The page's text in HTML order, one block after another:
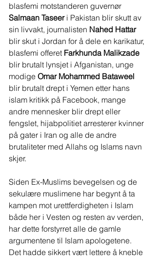
blasfemi motstanderen guvernør
Salmaan Taseer i Pakistan blir skutt av
sin livvakt, journalisten Nahed Hattar
blir skut i Jordan for å dele en karikatur,
blasfemi offeret Farkhunda Malikzade
blir brutalt lynsjet i Afganistan, unge
modige Omar Mohammed Bataweel
blir brutalt drept i Yemen etter hans
islam kritikk på Facebook, mange
andre mennesker blir drept eller
fengslet, hijabpolitiet arresterer kvinner
på gater i Iran og alle de andre
brutaliteter med Allahs og Islams navn
skjer.
Siden Ex-Muslims bevegelsen og de
sekulære muslimene har begynt å ta
kampen mot urettferdigheten i Islam
både her i Vesten og resten av verden,
har dette forstyrret alle de gamle
argumentene til Islam apologetene.
Det hadde sikkert vært lettere å kneble